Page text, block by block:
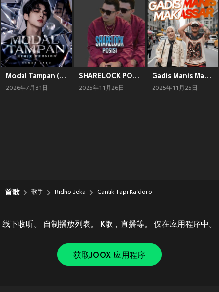
Modal Tampan (Remix Version)
2026年7月31日
SHARELOCK POSISI
2025年11月26日
Gadis Manis Makassar
2025年11月25日
首歌 歌手 Ridho Jeka Cantik Tapi Ka'doro
线下收听。 自制播放列表。 K歌，直播等。 仅在应用程序中。
获取JOOX 应用程序